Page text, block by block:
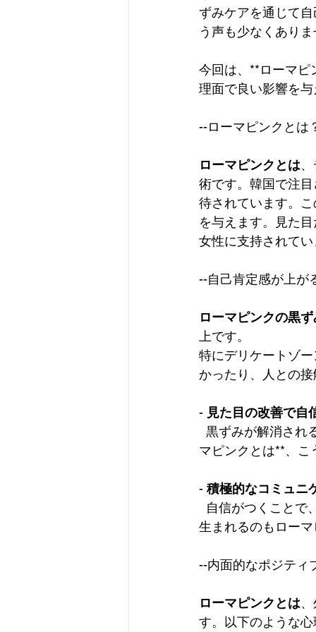
ずみケアを通じて
う声も少なくあり
今回は、**ローマピ
理面で良い影響を
--ローマピンクとは
ローマピンクとは
術です。韓国で注
待されています。
を与えます。見た
女性に支持されて
--自己肯定感が上が
ローマピンクの黒
上です。
特にデリケートゾ
かったり、人との
- 見た目の改善で自
黒ずみが解消され
マピンクとは**、こ
- 積極的なコミュニ
自信がつくことで
生まれるのもロー
--内面的なポジティ
ローマピンクとは
す。以下のような